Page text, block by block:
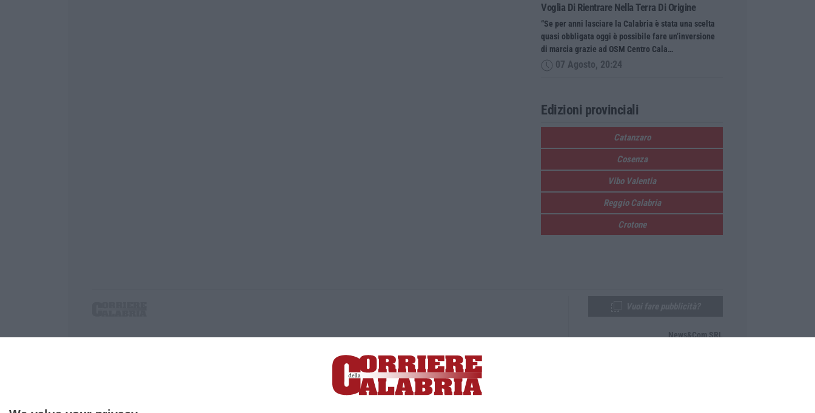
Voglia Di Rientrare Nella Terra Di Origine
“Se per anni lasciare la Calabria è stata una scelta
quasi obbligata oggi è possibile fare un’inversione
di marcia grazie ad OSM Centro Cala…
07 Agosto, 20:24
Edizioni provinciali
Catanzaro
Cosenza
Vibo Valentia
Reggio Calabria
Crotone
P.IVA. 03199620794, Via del mare 6/G, S.Eufemia, Lamezia Terme (CZ)
Iscrizione tribunale di Lamezia Terme 5/2011 - Direttore responsabile Paola Militano |Privacy
News&Com SRL